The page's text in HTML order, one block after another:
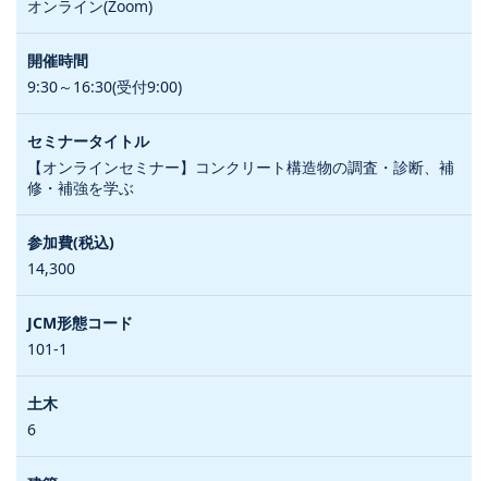
オンライン(Zoom)
9:30～16:30(受付9:00)
【オンラインセミナー】コンクリート構造物の調査・診断、補
修・補強を学ぶ
14,300
101-1
6